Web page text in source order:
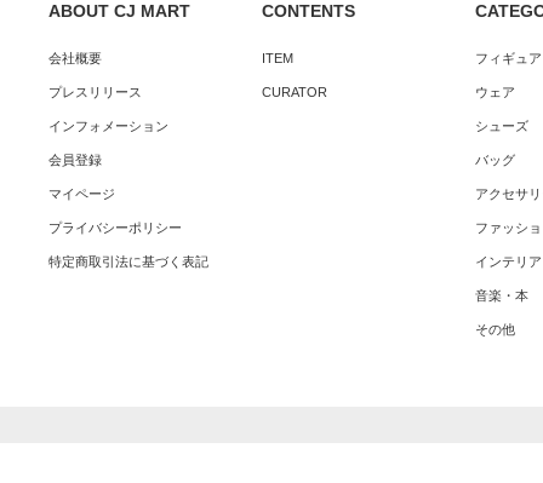
ABOUT CJ MART
会社概要
プレスリリース
インフォメーション
会員登録
マイページ
プライバシーポリシー
特定商取引法に基づく表記
CONTENTS
ITEM
CURATOR
フィギュ
ウェア
シューズ
バッグ
アクセサ
ファッシ
インテリア
音楽・本
その他